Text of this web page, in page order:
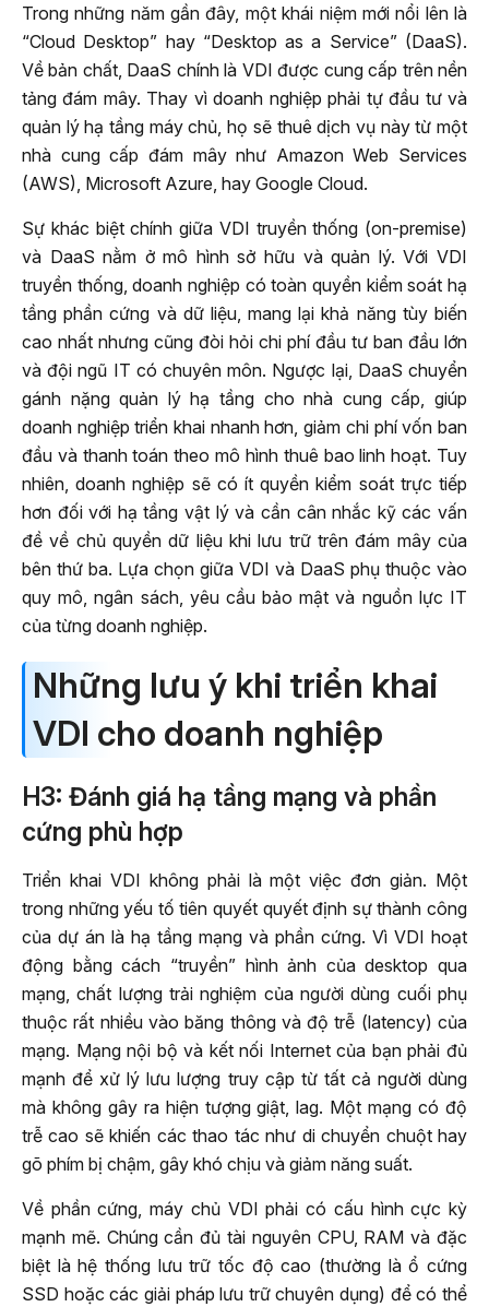
Trong những năm gần đây, một khái niệm mới nổi lên là
“Cloud Desktop” hay “Desktop as a Service” (DaaS).
Về bản chất, DaaS chính là VDI được cung cấp trên nền
tảng đám mây. Thay vì doanh nghiệp phải tự đầu tư và
quản lý hạ tầng máy chủ, họ sẽ thuê dịch vụ này từ một
nhà cung cấp đám mây như Amazon Web Services
(AWS), Microsoft Azure, hay Google Cloud.
Sự khác biệt chính giữa VDI truyền thống (on-premise)
và DaaS nằm ở mô hình sở hữu và quản lý. Với VDI
truyền thống, doanh nghiệp có toàn quyền kiểm soát hạ
tầng phần cứng và dữ liệu, mang lại khả năng tùy biến
cao nhất nhưng cũng đòi hỏi chi phí đầu tư ban đầu lớn
và đội ngũ IT có chuyên môn. Ngược lại, DaaS chuyển
gánh nặng quản lý hạ tầng cho nhà cung cấp, giúp
doanh nghiệp triển khai nhanh hơn, giảm chi phí vốn ban
đầu và thanh toán theo mô hình thuê bao linh hoạt. Tuy
nhiên, doanh nghiệp sẽ có ít quyền kiểm soát trực tiếp
hơn đối với hạ tầng vật lý và cần cân nhắc kỹ các vấn
đề về chủ quyền dữ liệu khi lưu trữ trên đám mây của
bên thứ ba. Lựa chọn giữa VDI và DaaS phụ thuộc vào
quy mô, ngân sách, yêu cầu bảo mật và nguồn lực IT
của từng doanh nghiệp.
Những lưu ý khi triển khai
VDI cho doanh nghiệp
H3: Đánh giá hạ tầng mạng và phần
cứng phù hợp
Triển khai VDI không phải là một việc đơn giản. Một
trong những yếu tố tiên quyết quyết định sự thành công
của dự án là hạ tầng mạng và phần cứng. Vì VDI hoạt
động bằng cách “truyền” hình ảnh của desktop qua
mạng, chất lượng trải nghiệm của người dùng cuối phụ
thuộc rất nhiều vào băng thông và độ trễ (latency) của
mạng. Mạng nội bộ và kết nối Internet của bạn phải đủ
mạnh để xử lý lưu lượng truy cập từ tất cả người dùng
mà không gây ra hiện tượng giật, lag. Một mạng có độ
trễ cao sẽ khiến các thao tác như di chuyển chuột hay
gõ phím bị chậm, gây khó chịu và giảm năng suất.
Về phần cứng, máy chủ VDI phải có cấu hình cực kỳ
mạnh mẽ. Chúng cần đủ tài nguyên CPU, RAM và đặc
biệt là hệ thống lưu trữ tốc độ cao (thường là ổ cứng
SSD hoặc các giải pháp lưu trữ chuyên dụng) để có thể